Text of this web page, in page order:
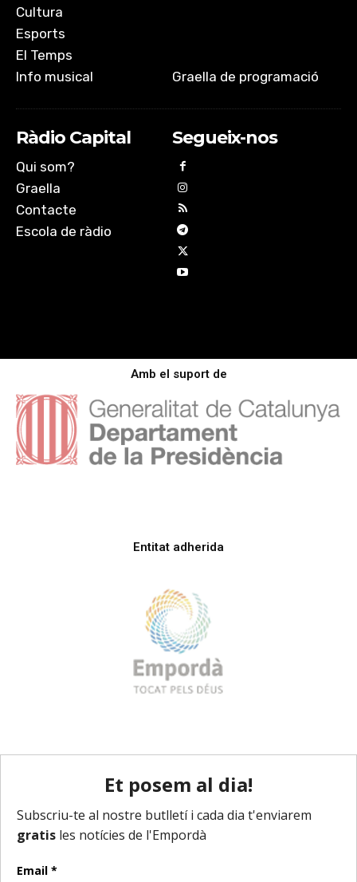
Cultura
Esports
El Temps
Info musical
Graella de programació
Ràdio Capital
Qui som?
Graella
Contacte
Escola de ràdio
Segueix-nos
Amb el suport de
Entitat adherida